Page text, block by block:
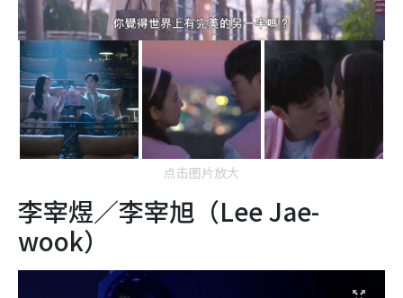
点击图片放大
李宰煜／李宰旭（Lee Jae-
wook）